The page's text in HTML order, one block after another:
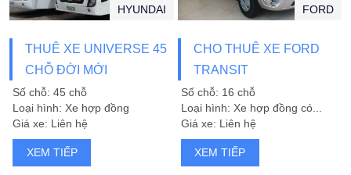
THUÊ XE UNIVERSE 45
CHỖ ĐỜI MỚI
HYUNDAI
Số chỗ: 45 chỗ
Loại hình: Xe hợp đồng
Giá xe: Liên hệ
XEM TIẾP
CHO THUÊ XE FORD
TRANSIT
FORD
Số chỗ: 16 chỗ
Loại hình: Xe hợp đồng có...
Giá xe: Liên hệ
XEM TIẾP